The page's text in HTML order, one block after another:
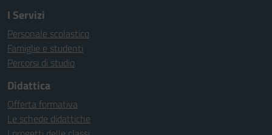
I Servizi
Personale scolastico
Famiglie e studenti
Percorsi di studio
Didattica
Offerta formativa
Le schede didattiche